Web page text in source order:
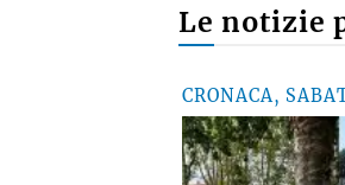
Le notizie
CRONACA,